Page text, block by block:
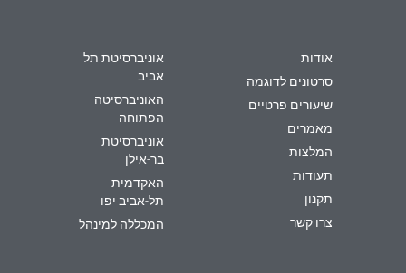
אודות
סרטונים לדוגמה
שיעורים פרטיים
מאמרים
המלצות
תעודות
תקנון
צרו קשר
אוניברסיטת תל
אביב
האוניברסיטה
הפתוחה
אוניברסיטת
בר-אילן
האקדמית
תל-אביב יפו
המכללה למינהל